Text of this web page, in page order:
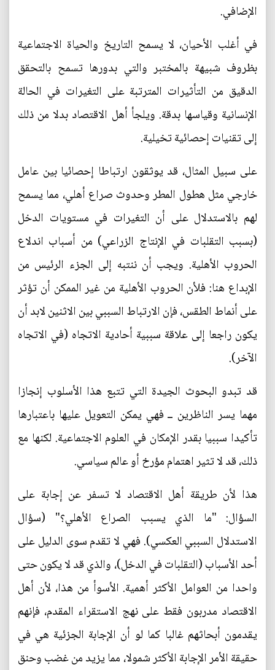
الإضافي.
في أغلب الأحيان، لا يسمح التاريخ والحياة الاجتماعية
بظروف شبيهة بالمختبر والتي بدورها تسمح بالتحقق
الدقيق من التأثيرات المترتبة على التغيرات في الحالة
الإنسانية وقياسها بدقة. ويلجأ أهل الاقتصاد بدلا من ذلك
إلى تقنيات إحصائية تخيلية.
على سبيل المثال، قد يوثقون ارتباطا إحصائيا بين عامل
خارجي مثل هطول المطر وحدوث صراع أهلي، مما يسمح
لهم بالاستدلال على أن التغيرات في مستويات الدخل
(بسبب التقلبات في الإنتاج الزراعي) من أسباب اندلاع
الحروب الأهلية. ويجب أن ننتبه إلى الجزء الرئيس من
الإبداع هنا: فلأن الحروب الأهلية من غير الممكن أن تؤثر
على أنماط الطقس، فإن الارتباط السببي بين الاثنين لابد أن
يكون راجعا إلى علاقة سببية أحادية الاتجاه (في الاتجاه
الآخر).
قد تبدو البحوث الجيدة التي تتبع هذا الأسلوب إنجازا
مهما يسر الناظرين ــ فهي يمكن التعويل عليها باعتبارها
تأكيدا سببيا بقدر الإمكان في العلوم الاجتماعية. لكنها مع
ذلك، قد لا تثير اهتمام مؤرخ أو عالم سياسي.
هذا لأن طريقة أهل الاقتصاد لا تسفر عن إجابة على
السؤال: "ما الذي يسبب الصراع الأهلي؟" (سؤال
الاستدلال السببي العكسي). فهي لا تقدم سوى الدليل على
أحد الأسباب (التقلبات في الدخل)، والذي قد لا يكون حتى
واحدا من العوامل الأكثر أهمية. الأسوأ من هذا، لأن أهل
الاقتصاد مدربون فقط على نهج الاستقراء المقدم، فإنهم
يقدمون أبحاثهم غالبا كما لو أن الإجابة الجزئية هي في
حقيقة الأمر الإجابة الأكثر شمولا، مما يزيد من غضب وحنق